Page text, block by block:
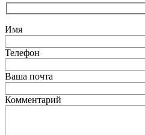
Имя
Телефон
Ваша почта
Комментарий